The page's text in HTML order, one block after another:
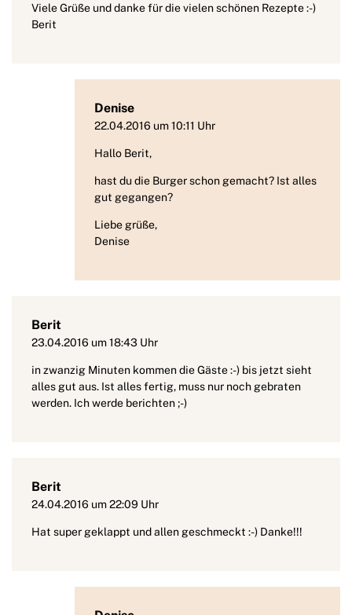
Viele Grüße und danke für die vielen schönen Rezepte :-)
Berit
Denise
22.04.2016 um 10:11 Uhr
Hallo Berit,
hast du die Burger schon gemacht? Ist alles
gut gegangen?
Liebe grüße,
Denise
Berit
23.04.2016 um 18:43 Uhr
in zwanzig Minuten kommen die Gäste :-) bis jetzt sieht
alles gut aus. Ist alles fertig, muss nur noch gebraten
werden. Ich werde berichten ;-)
Berit
24.04.2016 um 22:09 Uhr
Hat super geklappt und allen geschmeckt :-) Danke!!!